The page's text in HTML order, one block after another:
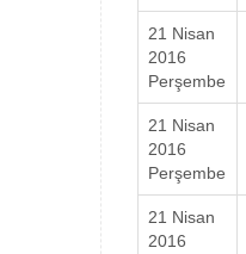
21 Nisan
2016
Perşembe
21 Nisan
2016
Perşembe
21 Nisan
2016